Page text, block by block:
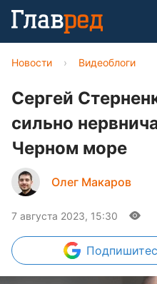
Новости › Видеоблоги
Сергей
сильно
Черном море
Олег Макаров
7 августа 2023, 15:30